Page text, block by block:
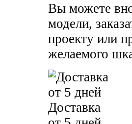
Вы можете
модели,
проекту или
желаемого
Доставка